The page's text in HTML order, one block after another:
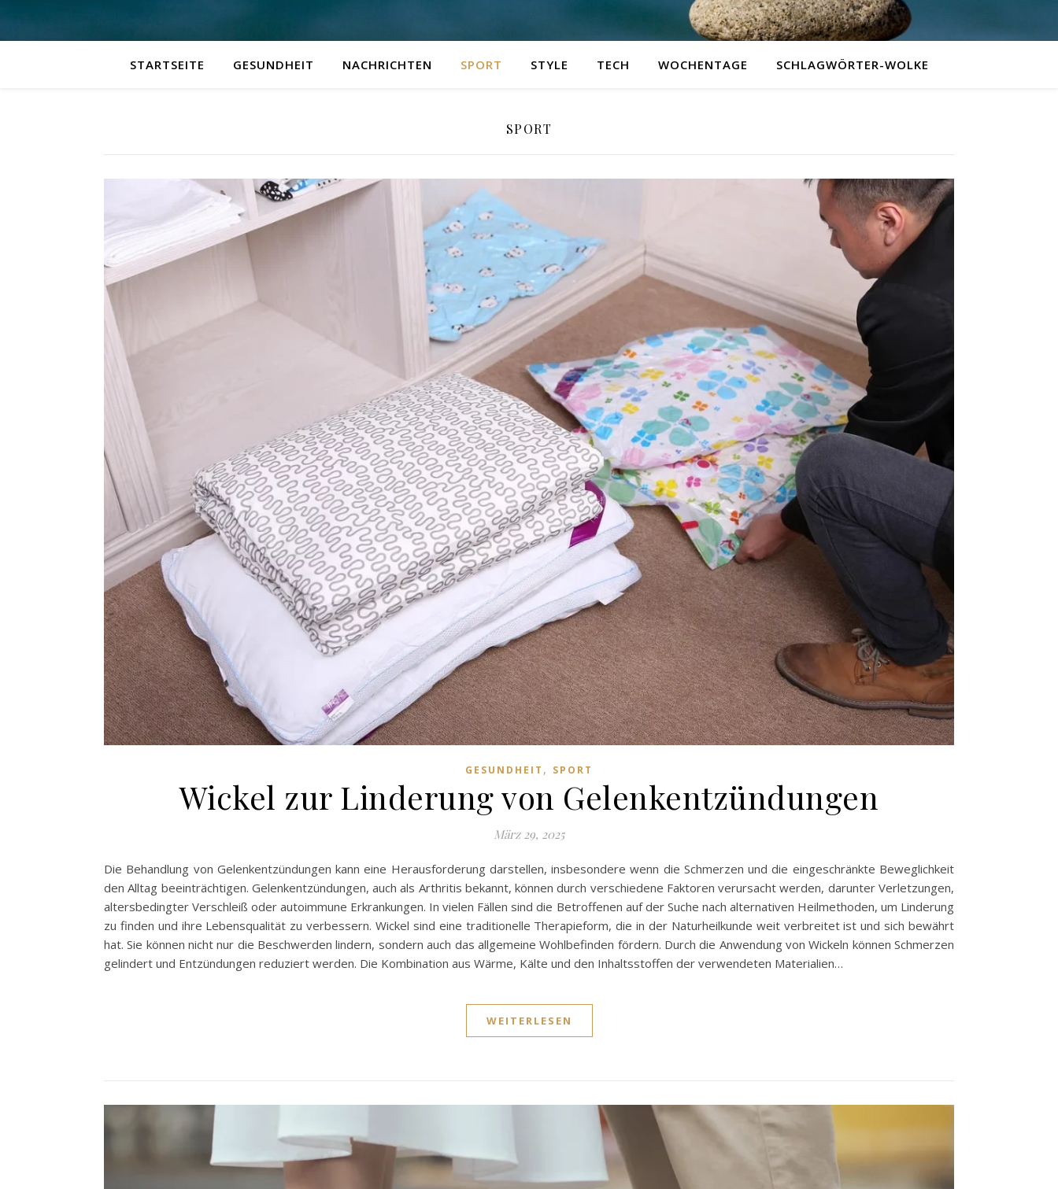
STARTSEITE GESUNDHEIT NACHRICHTEN SPORT STYLE TECH WOCHENTAGE SCHLAGWÖRTER-WOLKE
SPORT
GESUNDHEIT , SPORT
Wickel zur Linderung von Gelenkentzündungen
März 29, 2025
Die Behandlung von Gelenkentzündungen kann eine Herausforderung darstellen, insbesondere wenn die Schmerzen und die eingeschränkte Beweglichkeit
den Alltag beeinträchtigen. Gelenkentzündungen, auch als Arthritis bekannt, können durch verschiedene Faktoren verursacht werden, darunter Verletzungen,
altersbedingter Verschleiß oder autoimmune Erkrankungen. In vielen Fällen sind die Betroffenen auf der Suche nach alternativen Heilmethoden, um Linderung
zu finden und ihre Lebensqualität zu verbessern. Wickel sind eine traditionelle Therapieform, die in der Naturheilkunde weit verbreitet ist und sich bewährt
hat. Sie können nicht nur die Beschwerden lindern, sondern auch das allgemeine Wohlbefinden fördern. Durch die Anwendung von Wickeln können Schmerzen
gelindert und Entzündungen reduziert werden. Die Kombination aus Wärme, Kälte und den Inhaltsstoffen der verwendeten Materialien…
WEITERLESEN